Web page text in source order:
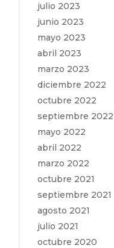
julio 2023
junio 2023
mayo 2023
abril 2023
marzo 2023
diciembre 2022
octubre 2022
septiembre 2022
mayo 2022
abril 2022
marzo 2022
octubre 2021
septiembre 2021
agosto 2021
julio 2021
octubre 2020